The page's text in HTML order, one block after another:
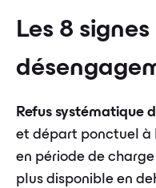
Les 8
Refus systématique
et départ ponctuel à
en période de
plus disponible en